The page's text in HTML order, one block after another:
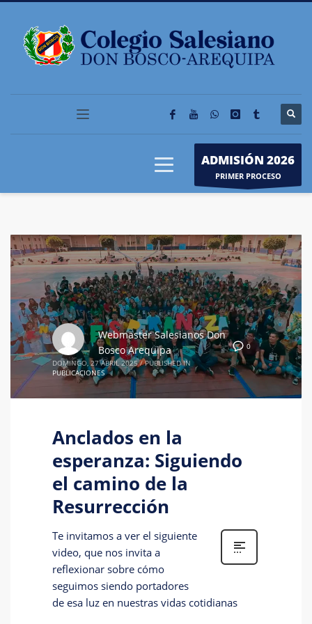
ADMISIÓN 2026
PRIMER PROCESO
0
Webmaster Salesianos Don
Bosco Arequipa
DOMINGO, 27 ABRIL 2025 / PUBLISHED IN
PUBLICACIONES
Anclados en la
esperanza: Siguiendo
el camino de la
Resurrección
Te invitamos a ver el siguiente
video, que nos invita a
reflexionar sobre cómo
seguimos siendo portadores
de esa luz en nuestras vidas cotidianas